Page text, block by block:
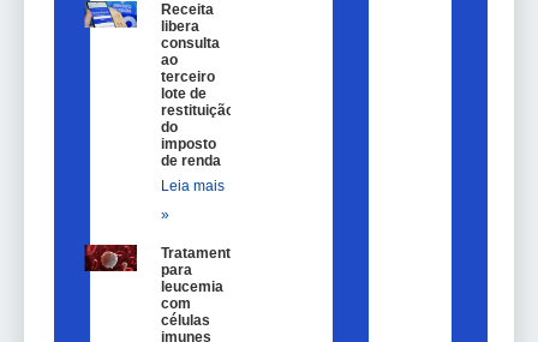
Receita
libera
consulta
ao
terceiro
lote de
restituição
do
imposto
de renda
Leia mais
»
Tratamento
para
leucemia
com
células
imunes